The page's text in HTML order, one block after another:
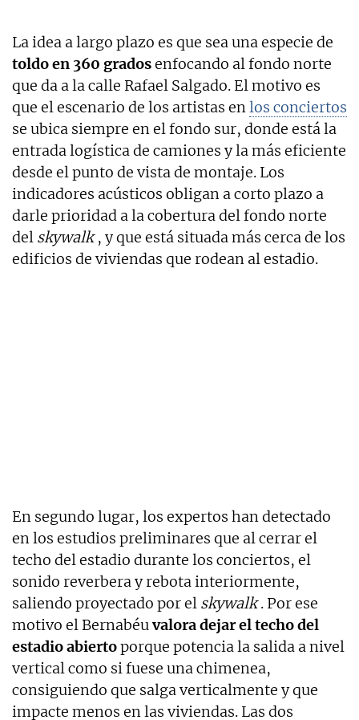
La idea a largo plazo es que sea una especie de
toldo en 360 gradosenfocando al fondo norte
que da a la calle Rafael Salgado. El motivo es
que el escenario de los artistas enlos conciertos
se ubica siempre en el fondo sur, donde está la
entrada logística de camiones y la más eficiente
desde el punto de vista de montaje. Los
indicadores acústicos obligan a corto plazo a
darle prioridad a la cobertura del fondo norte
del skywalk , y que está situada más cerca de los
edificios de viviendas que rodean al estadio.
En segundo lugar, los expertos han detectado
en los estudios preliminares que al cerrar el
techo del estadio durante los conciertos, el
sonido reverbera y rebota interiormente,
saliendo proyectado por el skywalk . Por ese
motivo el Bernabéuvalora dejar el techo del
estadio abiertoporque potencia la salida a nivel
vertical como si fuese una chimenea,
consiguiendo que salga verticalmente y que
impacte menos en las viviendas. Las dos